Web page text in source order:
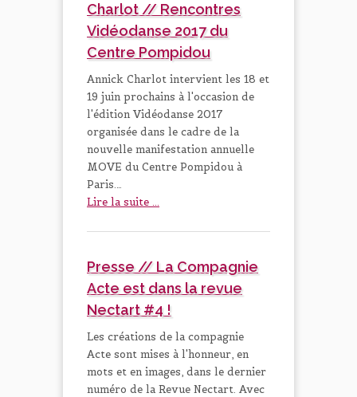
Charlot // Rencontres
Vidéodanse 2017 du
Centre Pompidou
Annick Charlot intervient les 18 et
19 juin prochains à l'occasion de
l'édition Vidéodanse 2017
organisée dans le cadre de la
nouvelle manifestation annuelle
MOVE du Centre Pompidou à
Paris.…
Lire la suite ...
Presse // La Compagnie
Acte est dans la revue
Nectart #4 !
Les créations de la compagnie
Acte sont mises à l'honneur, en
mots et en images, dans le dernier
numéro de la Revue Nectart. Avec